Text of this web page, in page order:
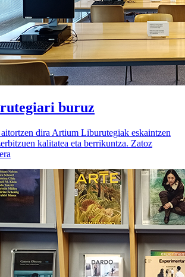
buruz
dira Artium Liburutegiak eskaintzen
kalitatea eta berrikuntza. Zatoz